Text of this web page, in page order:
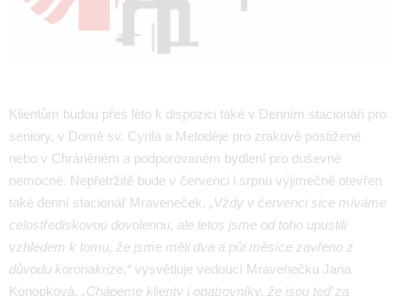
Klientům budou přes léto k dispozici také v Denním stacionáři pro
seniory, v Domě sv. Cyrila a Metoděje pro zrakově postižené
nebo v Chráněném a podporovaném bydlení pro duševně
nemocné. Nepřetržitě bude v červenci i srpnu výjimečně otevřen
také denní stacionář Mraveneček. „Vždy v červenci sice míváme
celostřediskovou dovolenou, ale letos jsme od toho upustili
vzhledem k tomu, že jsme měli dva a půl měsíce zavřeno z
důvodu koronakrize,“ vysvětluje vedoucí Mravenečku Jana
Konopková. „Chápeme klienty i opatrovníky, že jsou teď za